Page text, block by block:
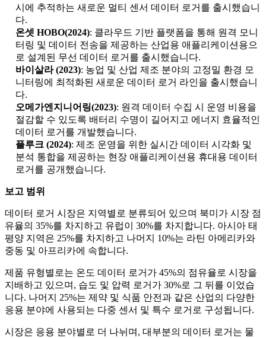
시에 추적하는 새로운 멀티 센서 데이터 로거를 출시했습니
다.
온셋 HOBO(2024): 클라우드 기반 플랫폼을 통해 원격 모니
터링 및 데이터 전송을 제공하는 산업용 애플리케이션용으
로 설계된 무선 데이터 로거를 출시했습니다.
바이살라 (2023): 농업 및 산업 제조 분야의 고정밀 환경 모
니터링에 최적화된 새로운 데이터 로거 라인을 출시했습니
다.
오메가엔지니어링(2023): 원격 데이터 수집 시 운영 비용을
절감할 수 있도록 배터리 수명이 길어지고 에너지 효율적인
데이터 로거를 개발했습니다.
플루크 (2024): 제조 운영을 위한 실시간 데이터 시각화 및
분석 통합을 제공하는 현장 애플리케이션용 휴대용 데이터
로거를 공개했습니다.
보고 범위
데이터 로거 시장은 지역별로 분류되어 있으며 북미가 시장 점
유율의 35%를 차지하고 유럽이 30%를 차지합니다. 아시아 태
평양 지역은 25%를 차지하고 나머지 10%는 라틴 아메리카와
중동 및 아프리카에 속합니다.
제품 유형별로는 온도 데이터 로거가 45%의 점유율로 시장을
지배하고 있으며, 습도 및 압력 로거가 30%로 그 뒤를 이었습
니다. 나머지 25%는 제약 및 식품 안전과 같은 산업의 다양한
응용 분야에 사용되는 다중 센서 및 특수 로거로 구성됩니다.
시장은 응용 분야별로 더 나뉘며, 대부분의 데이터 로거는 물